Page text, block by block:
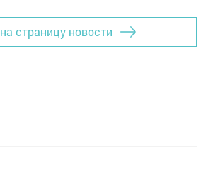
страницу новости